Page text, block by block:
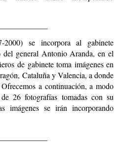
2000) se incorpora al gabinete
general Antonio Aranda, en el
de gabinete toma imágenes en
Cataluña y Valencia, a donde
a continuación, a modo
26 fotografías tomadas con su
imágenes se irán incorporando